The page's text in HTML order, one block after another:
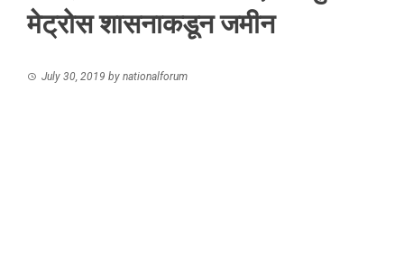
मेट्रोस शासनाकडून जमीन
July 30, 2019 by nationalforum